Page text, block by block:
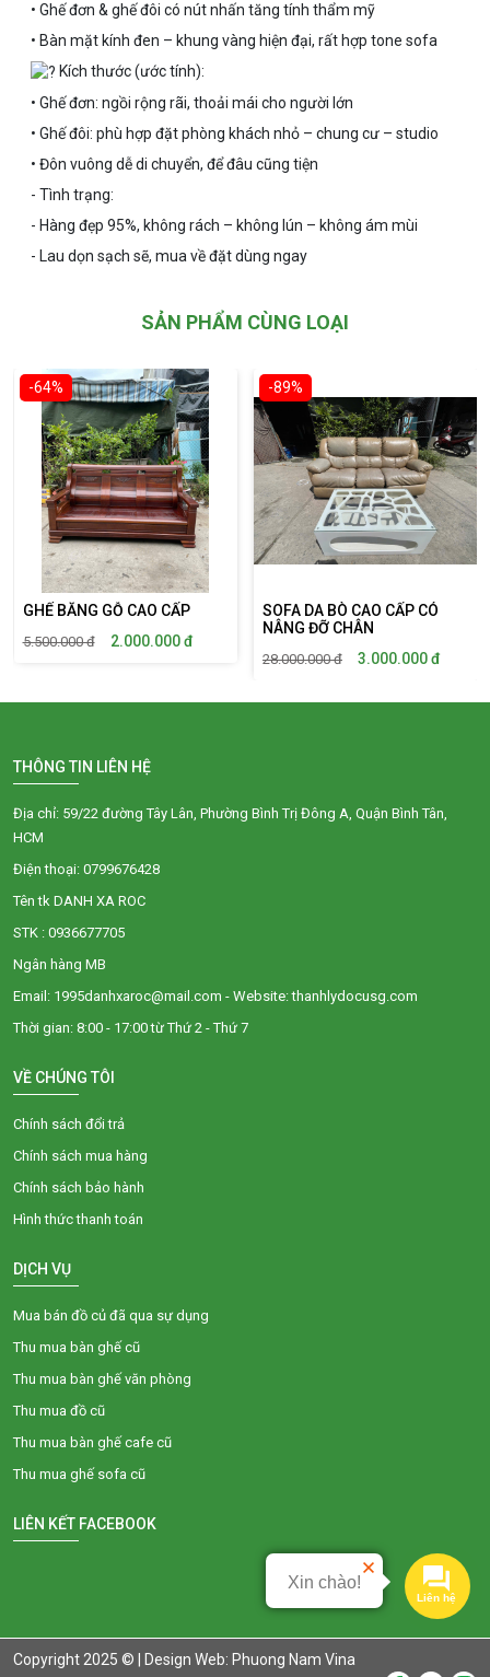
• Ghế đơn & ghế đôi có nút nhấn tăng tính thẩm mỹ
• Bàn mặt kính đen – khung vàng hiện đại, rất hợp tone sofa
Kích thước (ước tính):
• Ghế đơn: ngồi rộng rãi, thoải mái cho người lớn
• Ghế đôi: phù hợp đặt phòng khách nhỏ – chung cư – studio
• Đôn vuông dễ di chuyển, để đâu cũng tiện
- Tình trạng:
- Hàng đẹp 95%, không rách – không lún – không ám mùi
- Lau dọn sạch sẽ, mua về đặt dùng ngay
SẢN PHẨM CÙNG LOẠI
-64%
GHẾ BĂNG GỖ CAO CẤP
5.500.000đ 2.000.000đ
-89%
SOFA DA BÒ CAO CẤP CÓ
NÂNG ĐỠ CHÂN
28.000.000đ 3.000.000đ
THÔNG TIN LIÊN HỆ
Địa chỉ: 59/22 đường Tây Lân, Phường Bình Trị Đông A, Quận Bình Tân,
HCM
Điện thoại: 0799676428
Tên tk DANH XA ROC
STK : 0936677705
Ngân hàng MB
Email: 1995danhxaroc@mail.com - Website: thanhlydocusg.com
Thời gian: 8:00 - 17:00 từ Thứ 2 - Thứ 7
VỀ CHÚNG TÔI
Chính sách đổi trả
Chính sách mua hàng
Chính sách bảo hành
Hình thức thanh toán
DỊCH VỤ
Mua bán đồ củ đã qua sự dụng
Thu mua bàn ghế cũ
Thu mua bàn ghế văn phòng
Thu mua đồ cũ
Thu mua bàn ghế cafe cũ
Thu mua ghế sofa cũ
LIÊN KẾT FACEBOOK
Copyright 2025 © |
Design Web: Phuong Nam Vina
Liên hệ
Xin chào!